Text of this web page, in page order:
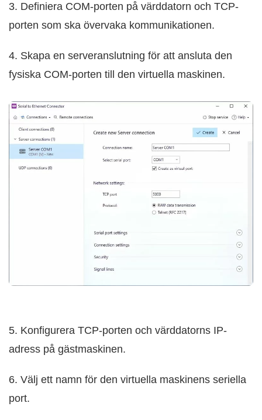
3. Definiera COM-porten på värddatorn och TCP-
porten som ska övervaka kommunikationen.
4. Skapa en serveranslutning för att ansluta den
fysiska COM-porten till den virtuella maskinen.
5. Konfigurera TCP-porten och värddatorns IP-
adress på gästmaskinen.
6. Välj ett namn för den virtuella maskinens seriella
port.